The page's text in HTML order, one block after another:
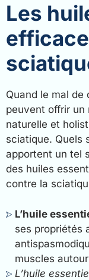
Les
Quand le mal de
peuvent offrir un
naturelle et
sciatique. Quels
apportent un tel
des huiles
contre la
L’huile
ses propriétés
muscles
L’huile